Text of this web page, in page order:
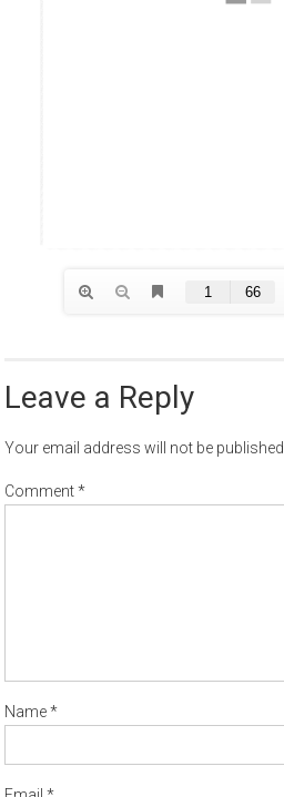
Leave a Reply
Your email address will not be published.
Comment*
Name*